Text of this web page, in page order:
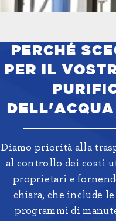
PERCHÉ
PER IL
Diamo priorità alla
al controllo dei costi
proprietari e
chiara, che include
programmi di